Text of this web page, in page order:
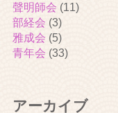
聲明師会 (11)
部経会 (3)
雅成会 (5)
青年会 (33)
アーカイブ